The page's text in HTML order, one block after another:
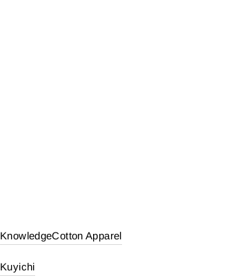
KnowledgeCotton Apparel
Kuyichi